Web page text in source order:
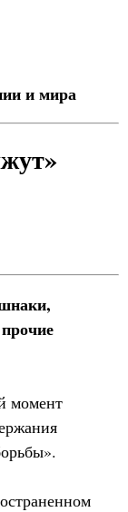
и мира
момент